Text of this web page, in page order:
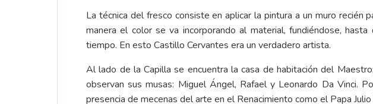
La técnica del fresco consiste en aplicar la pintura a un muro recién
manera el color se va incorporando al material, fundiéndose,
tiempo. En esto Castillo Cervantes era un verdadero artista.
Al lado de la Capilla se encuentra la casa de habitación del
observan sus musas: Miguel Ángel, Rafael y Leonardo Da Vinci.
presencia de mecenas del arte en el Renacimiento como el Papa